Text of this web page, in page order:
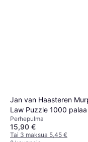
Jan van Haasteren
Law Puzzle 1000 palaa
Perhepulma
15,90 €
Tai 3 maksua 5,45 €